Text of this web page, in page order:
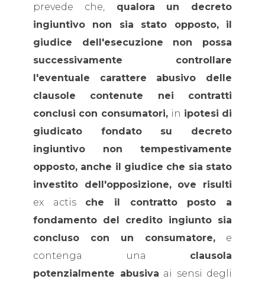
prevede che,
qualora un decreto
ingiuntivo non sia stato opposto, il
giudice dell'esecuzione non possa
successivamente controllare
l'eventuale carattere abusivo delle
clausole contenute nei contratti
conclusi con consumatori, in ipotesi di
giudicato fondato su decreto
ingiuntivo non tempestivamente
opposto, anche il giudice che sia stato
investito dell'opposizione, ove risulti
ex actis che il contratto posto a
fondamento del credito ingiunto sia
concluso con un consumatore, e
contenga una clausola
potenzialmente abusiva ai sensi degli